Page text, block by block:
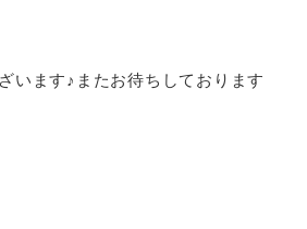
います♪またお待ちしております